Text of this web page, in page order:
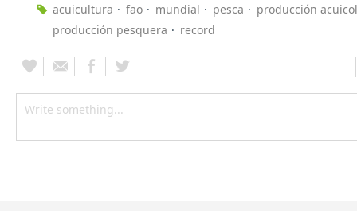
acuicultura
fao mundial pesca
producción
producción pesquera
record